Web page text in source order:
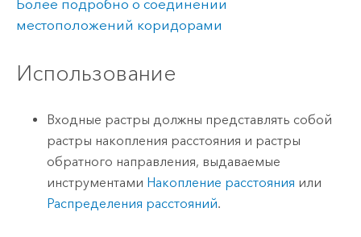
Более подробно о соединении
местоположений коридорами
Использование
Входные растры должны представлять собой
растры накопления расстояния и растры
обратного направления, выдаваемые
инструментами Накопление расстояния или
Распределения расстояний.